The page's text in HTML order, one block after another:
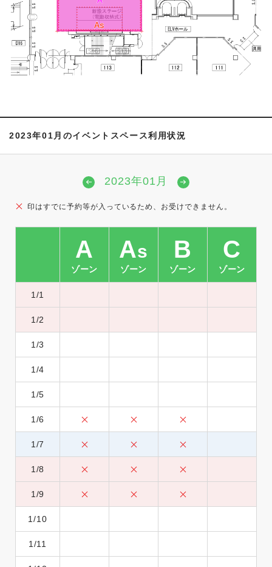
2023年01月のイベントスペース利用状況
2023年01月
印はすでに予約等が入っているため、お受けできません。
A
ゾーン
As
ゾーン
B
ゾーン
C
ゾーン
1/1
1/2
1/3
1/4
1/5
1/6
1/7
1/8
1/9
1/10
1/11